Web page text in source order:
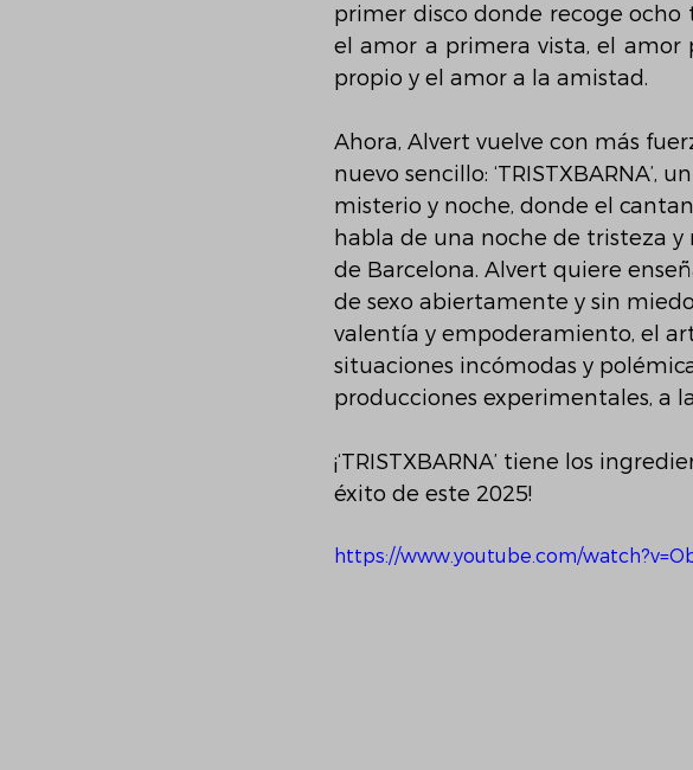
primer disco donde recoge ocho
el amor a primera vista, el amor
propio y el amor a la amistad.
Ahora, Alvert vuelve con más
nuevo sencillo: ‘TRISTXBARNA’,
misterio y noche, donde el
habla de una noche de tristeza
de Barcelona. Alvert quiere
de sexo abiertamente y sin
valentía y empoderamiento, el
situaciones incómodas y
producciones experimentales, a
¡‘TRISTXBARNA’ tiene los
éxito de este 2025!
https://www.youtube.com/